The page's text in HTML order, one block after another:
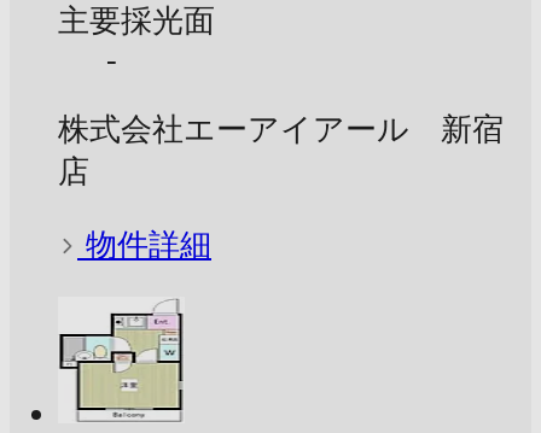
主要採光面
-
株式会社エーアイアール 新宿
店
物件詳細